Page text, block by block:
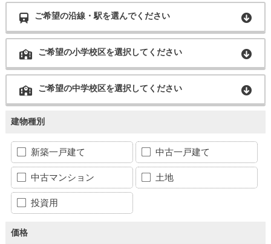
ご希望の沿線・駅を選んでください
ご希望の小学校区を選択してください
ご希望の中学校区を選択してください
建物種別
新築一戸建て 中古一戸建て
中古マンション 土地
投資用
価格